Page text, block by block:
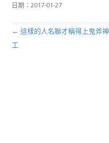
日期： 2017-01-27
文章導航列
← 這樣的人名聯才稱得上鬼斧神
工